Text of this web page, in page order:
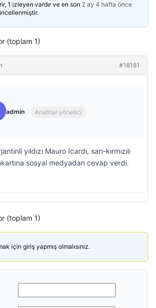
1 izleyen vardır ve en son 2 ay 4 hafta önce
(toplam 1)
#18181
admin Anahtar yönetici
yıldızı Mauro Icardi, sarı-kırmızılı
sosyal medyadan cevap verdi.
(toplam 1)
için giriş yapmış olmalısınız.